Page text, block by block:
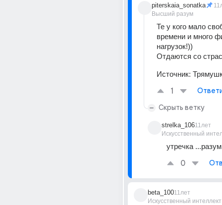
piterskaia_sonatka
Высший разум
Те у кого мало
времени и много
нагрузок!))
Отдаются со
Источник:
1
Скрыть ветку
strelka_106
Искусственный
11лет
утречка
0
beta_100
Искусственный интеллект
11лет